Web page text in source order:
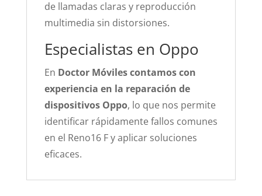
de llamadas claras y reproducción
multimedia sin distorsiones.
Especialistas en Oppo
En Doctor Móviles contamos con
experiencia en la reparación de
dispositivos Oppo, lo que nos permite
identificar rápidamente fallos comunes
en el Reno16 F y aplicar soluciones
eficaces.